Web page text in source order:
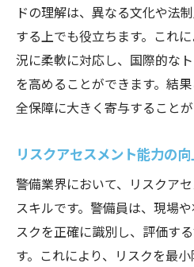
ドの理解は、異なる文化や法
する上でも役立ちます。これ
況に柔軟に対応し、国際的な
を高めることができます。結
全保障に大きく寄与することが
リスクアセスメント能力の向
警備業界において、リスクア
スキルです。警備員は、現場
スクを正確に識別し、評価す
す。これにより、リスクを最